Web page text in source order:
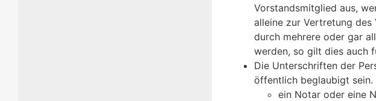
Vorstandsmitglied aus,
alleine zur Vertretung des
durch mehrere oder gar
werden, so gilt dies auch
Die Unterschriften der
öffentlich beglaubigt
ein Notar oder eine